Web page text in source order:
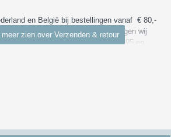
en België bij bestellingen vanaf € 80,-
waarde van minder dan € 80,- vragen wij
binnen Nederland vanaf € 4,95 en
België 30 dagen de tijd om de producten die